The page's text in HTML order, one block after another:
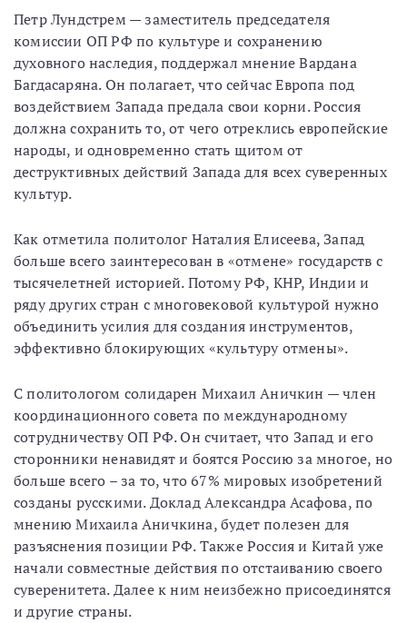
Петр Лундстрем — заместитель председателя
комиссии ОП РФ по культуре и сохранению
духовного наследия, поддержал мнение Вардана
Багдасаряна. Он полагает, что сейчас Европа под
воздействием Запада предала свои корни. Россия
должна сохранить то, от чего отреклись европейские
народы, и одновременно стать щитом от
деструктивных действий Запада для всех суверенных
культур.
Как отметила политолог Наталия Елисеева, Запад
больше всего заинтересован в «отмене» государств с
тысячелетней историей. Потому РФ, КНР, Индии и
ряду других стран с многовековой культурой нужно
объединить усилия для создания инструментов,
эффективно блокирующих «культуру отмены».
C политологом солидарен Михаил Аничкин — член
координационного совета по международному
сотрудничеству ОП РФ. Он считает, что Запад и его
сторонники ненавидят и боятся Россию за многое, но
больше всего – за то, что 67% мировых изобретений
созданы русскими. Доклад Александра Асафова, по
мнению Михаила Аничкина, будет полезен для
разъяснения позиции РФ. Также Россия и Китай уже
начали совместные действия по отстаиванию своего
суверенитета. Далее к ним неизбежно присоединятся
и другие страны.